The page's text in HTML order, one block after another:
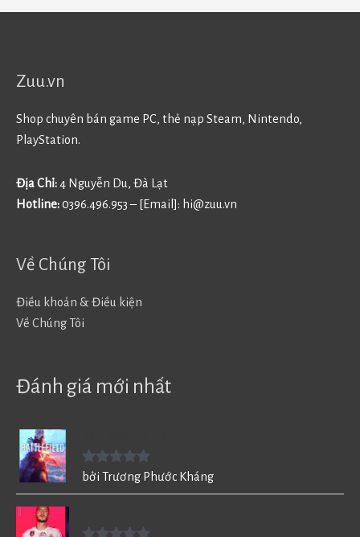
Zuu.vn
Shop chuyên bán game PC, thẻ nạp Steam, Nintendo,
PlayStation.
Địa Chỉ:4 Nguyễn Du, Đà Lạt
Hotline:0396.496.953 – [Email]: hi@zuu.vn
Về Chúng Tôi
Điều khoản & Điều kiện
Về Chúng Tôi
Đánh giá mới nhất
Được xếp
bởi Trương Phước Kháng